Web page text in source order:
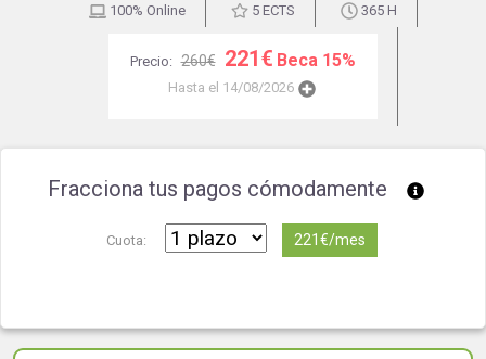
100% Online 5 ECTS 365 H
Precio: 260€ 221€ Beca 15%
Hasta el 14/08/2026
Fracciona tus pagos cómodamente
Cuota: 221€/mes